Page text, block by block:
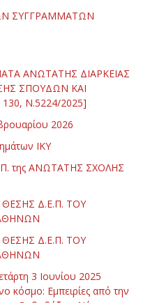
ΣΥΓΓΡΑΜΜΑΤΩΝ
ΑΝΩΤΑΤΗΣ ΔΙΑΡΚΕΙΑΣ
ΣΠΟΥΔΩΝ ΚΑΙ
Ν.5224/2025]
2026
ΙΚΥ
της ΑΝΩΤΑΤΗΣ ΣΧΟΛΗΣ
Δ.Ε.Π. ΤΟΥ
Δ.Ε.Π. ΤΟΥ
3 Ιουνίου 2025
κόσμο: Εμπειρίες από την